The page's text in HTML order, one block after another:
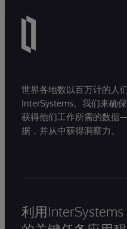
世界各地数以百万计的人
InterSystems。我们来确
获得他们工作所需的数
据，并从中获得洞察力。
利用